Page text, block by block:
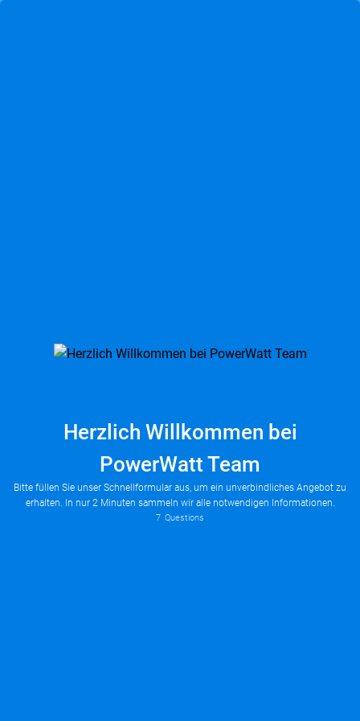
Herzlich Willkommen bei
PowerWatt Team
Bitte füllen Sie unser Schnellformular aus, um ein unverbindliches Angebot zu
erhalten. In nur 2 Minuten sammeln wir alle notwendigen Informationen.
7 Questions